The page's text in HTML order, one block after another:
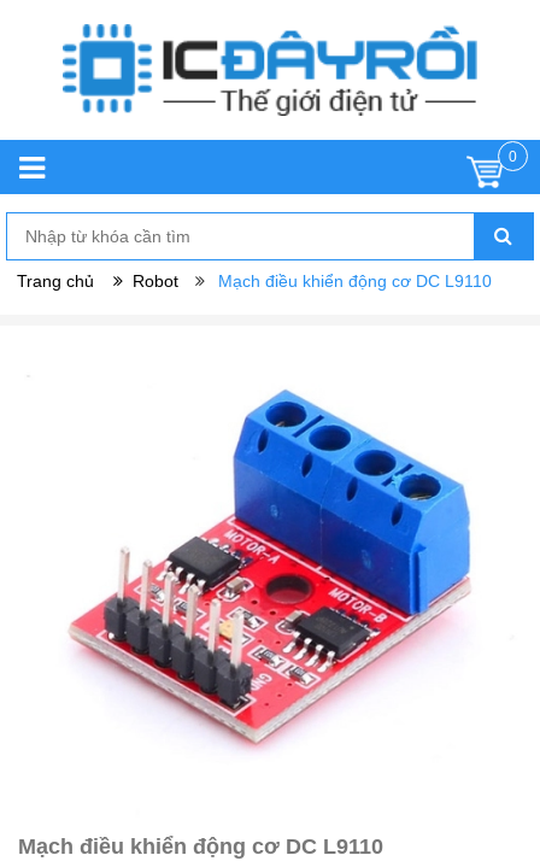
0
Trang chủ Robot Mạch điều khiển động cơ DC L9110
Mạch điều khiển động cơ DC L9110